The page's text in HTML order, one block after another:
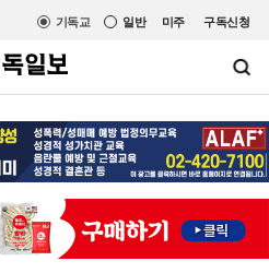
미주 구독신청
일반
기독교